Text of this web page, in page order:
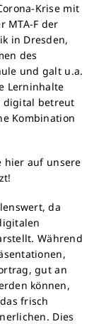
Krise mit
MTA-F der
in Dresden,
des
und galt u.a.
Lerninhalte
digital betreut
Kombination
hier auf unsere
da
Während
gut an
können,
frisch
Dies